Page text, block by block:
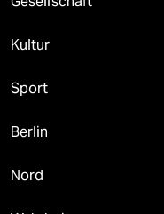
Kultur
Sport
Berlin
Nord